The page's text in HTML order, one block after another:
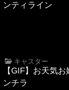
ンティライン
キャスター
【GIF】お天気
ンチラ